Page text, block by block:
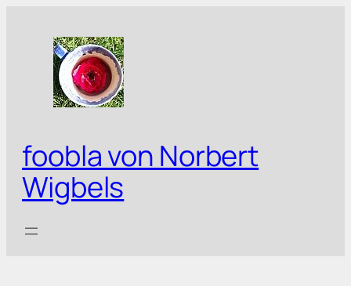
springen
foobla von Norbert
Wigbels